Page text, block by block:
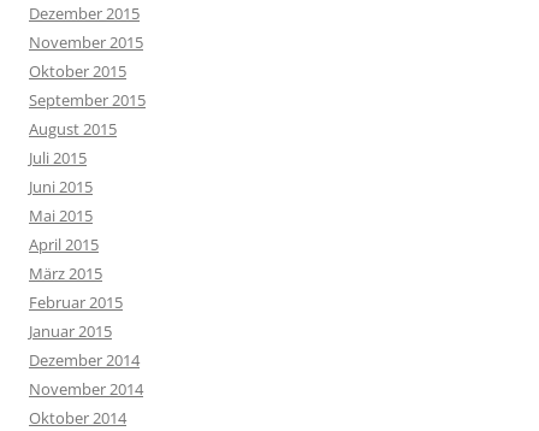
Dezember 2015
November 2015
Oktober 2015
September 2015
August 2015
Juli 2015
Juni 2015
Mai 2015
April 2015
März 2015
Februar 2015
Januar 2015
Dezember 2014
November 2014
Oktober 2014